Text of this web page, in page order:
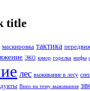
title
маскировка тактика
ЭКО юмор горелка мифы
лес выживание в лесу
Виео на тему выживания